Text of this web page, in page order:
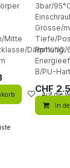
Mitte
Dämmung:
Auf die
3bar/
Grösse/
Tiefe/
Rp1½"IG/
B/PU-
CHF
In